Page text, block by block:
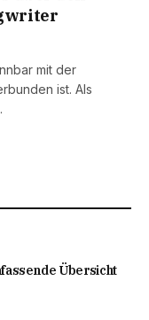
mit der
ist. Als
Übersicht